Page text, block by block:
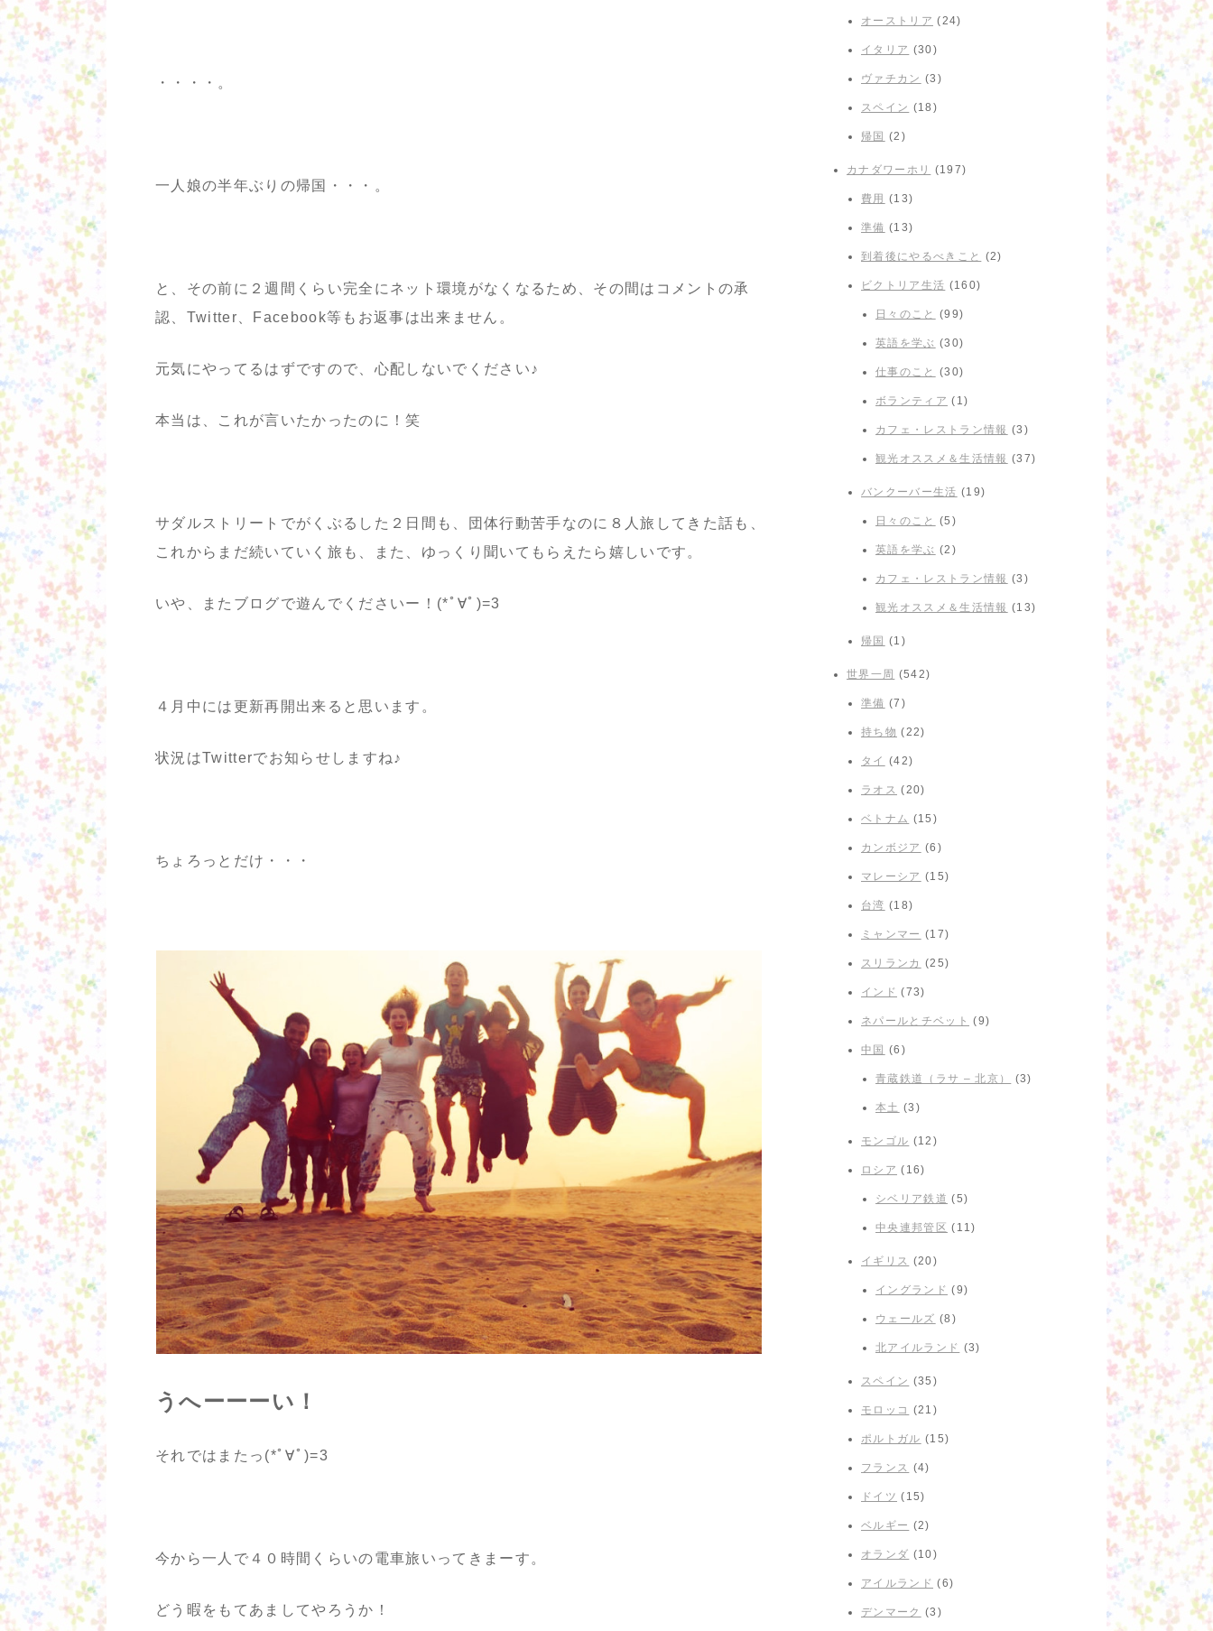
・・・・。
一人娘の半年ぶりの帰国・・・。
と、その前に２週間くらい完全にネット環境がなくなるため、その間はコメントの承
認、Twitter、Facebook等もお返事は出来ません。
元気にやってるはずですので、心配しないでください♪
本当は、これが言いたかったのに！笑
サダルストリートでがくぶるした２日間も、団体行動苦手なのに８人旅してきた話も、
これからまだ続いていく旅も、また、ゆっくり聞いてもらえたら嬉しいです。
いや、またブログで遊んでくださいー！(*ﾟ∀ﾟ)=3
４月中には更新再開出来ると思います。
状況はTwitterでお知らせしますね♪
ちょろっとだけ・・・
うへーーーい！
それではまたっ(*ﾟ∀ﾟ)=3
今から一人で４０時間くらいの電車旅いってきまーす。
どう暇をもてあましてやろうか！
オーストリア (24)
イタリア (30)
ヴァチカン (3)
スペイン (18)
帰国 (2)
カナダワーホリ (197)
費用 (13)
準備 (13)
到着後にやるべきこと (2)
ビクトリア生活 (160)
日々のこと (99)
英語を学ぶ (30)
仕事のこと (30)
ボランティア (1)
カフェ・レストラン情報 (3)
観光オススメ＆生活情報 (37)
バンクーバー生活 (19)
日々のこと (5)
英語を学ぶ (2)
カフェ・レストラン情報 (3)
観光オススメ＆生活情報 (13)
帰国 (1)
世界一周 (542)
準備 (7)
持ち物 (22)
タイ (42)
ラオス (20)
ベトナム (15)
カンボジア (6)
マレーシア (15)
台湾 (18)
ミャンマー (17)
スリランカ (25)
インド (73)
ネパールとチベット (9)
中国 (6)
青蔵鉄道（ラサ – 北京） (3)
本土 (3)
モンゴル (12)
ロシア (16)
シベリア鉄道 (5)
中央連邦管区 (11)
イギリス (20)
イングランド (9)
ウェールズ (8)
北アイルランド (3)
スペイン (35)
モロッコ (21)
ポルトガル (15)
フランス (4)
ドイツ (15)
ベルギー (2)
オランダ (10)
アイルランド (6)
デンマーク (3)